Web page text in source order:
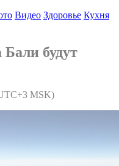
Видео Здоровье Кухня
будут
MSK)